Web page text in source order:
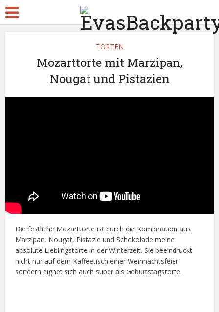
TORTEN
Mozarttorte mit Marzipan,
Nougat und Pistazien
Die festliche Mozarttorte ist durch die Kombination aus
Marzipan, Nougat, Pistazie und Schokolade meine
absolute Lieblingstorte in der Winterzeit. Sie beeindruckt
nicht nur auf dem Kaffeetisch einer Weihnachtsfeier
sondern eignet sich auch super als Geburtstagstorte.